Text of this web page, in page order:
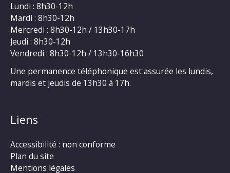
Lundi : 8h30-12h
Mardi : 8h30-12h
Mercredi : 8h30-12h / 13h30-17h
Jeudi : 8h30-12h
Vendredi : 8h30-12h / 13h30-16h30
Une permanence téléphonique est assurée les lundis,
mardis et jeudis de 13h30 à 17h.
Liens
Accessibilité : non conforme
Plan du site
Mentions légales